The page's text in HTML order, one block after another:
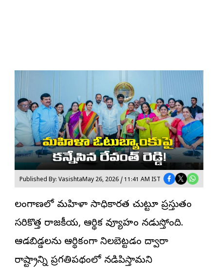
Published By: VasishtaMay 26, 2026 / 11:41 AM IST
తెలంగాణలో మహిళా సాధికారత చుట్టూ ప్రస్తుతం
సరికొత్త రాజకీయ, ఆర్థిక వ్యూహం నడుస్తోంది.
ఆడబిడ్డలను ఆర్థికంగా నిలబెట్టడం ద్వారా
రాష్ట్రాన్ని ప్రగతిపథంలో నడిపిస్తామని